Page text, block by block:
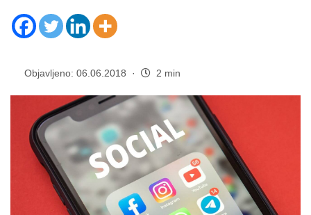
Objavljeno: 06.06.2018 · 2 min